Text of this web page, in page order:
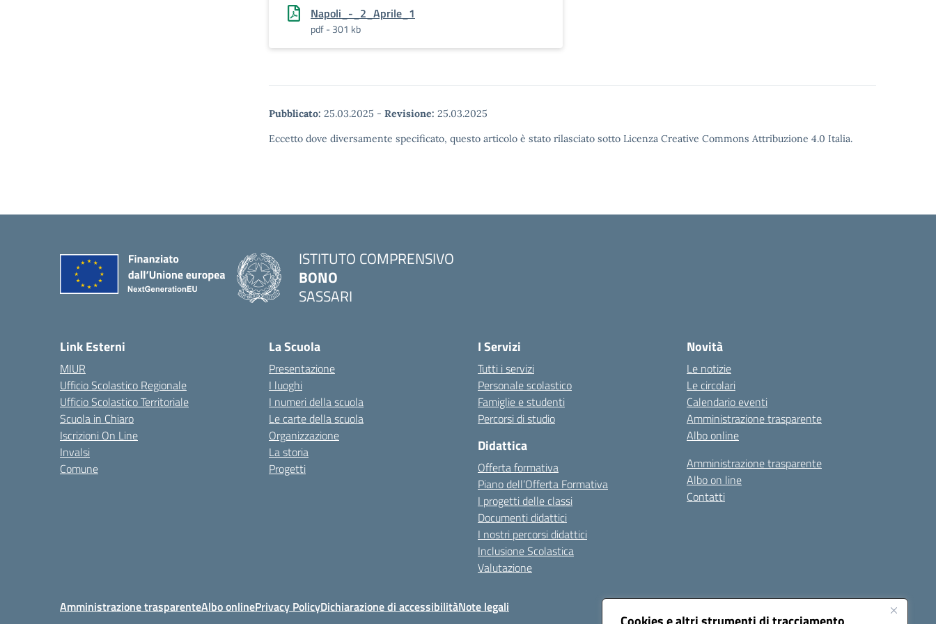
Napoli_-_2_Aprile_1
pdf - 301 kb
Pubblicato: 25.03.2025 - Revisione: 25.03.2025
Eccetto dove diversamente specificato, questo articolo è stato rilasciato sotto Licenza Creative Commons Attribuzione 4.0 Italia.
ISTITUTO COMPRENSIVO
BONO
SASSARI
Link Esterni
MIUR
Ufficio Scolastico Regionale
Ufficio Scolastico Territoriale
Scuola in Chiaro
Iscrizioni On Line
Invalsi
Comune
La Scuola
Presentazione
I luoghi
I numeri della scuola
Le carte della scuola
Organizzazione
La storia
Progetti
I Servizi
Tutti i servizi
Personale scolastico
Famiglie e studenti
Percorsi di studio
Didattica
Offerta formativa
Piano dell’Offerta Formativa
I progetti delle classi
Documenti didattici
I nostri percorsi didattici
Inclusione Scolastica
Valutazione
Novità
Le notizie
Le circolari
Calendario eventi
Amministrazione trasparente
Albo online
Amministrazione trasparente
Albo on line
Contatti
Amministrazione trasparenteAlbo onlinePrivacy PolicyDichiarazione di accessibilitàNote legali